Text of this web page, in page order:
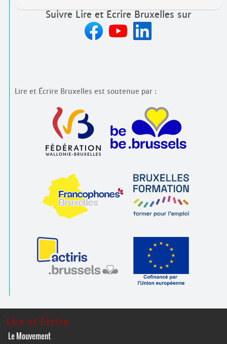
Suivre Lire et Écrire Bruxelles sur
Lire et Écrire Bruxelles est soutenue par :
Lire et Écrire
Le Mouvement